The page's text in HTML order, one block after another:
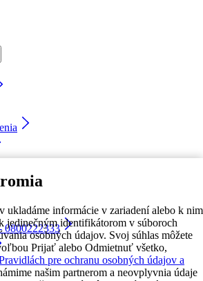
ukladáme informácie v zariadení alebo k nim
jedinečným identifikátorom v súboroch
osobných údajov. Svoj súhlas môžete
Prijať alebo Odmietnuť všetko,
pre ochranu osobných údajov a
našim partnerom a neovplyvnia údaje
0800222333